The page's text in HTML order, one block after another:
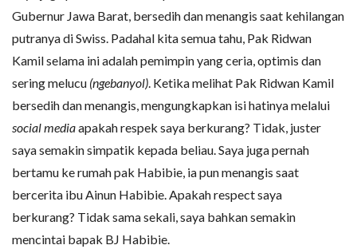
Gubernur Jawa Barat, bersedih dan menangis saat kehilangan
putranya di Swiss. Padahal kita semua tahu, Pak Ridwan
Kamil selama ini adalah pemimpin yang ceria, optimis dan
sering melucu (ngebanyol) . Ketika melihat Pak Ridwan Kamil
bersedih dan menangis, mengungkapkan isi hatinya melalui
social mediaapakah respek saya berkurang? Tidak, juster
saya semakin simpatik kepada beliau. Saya juga pernah
bertamu ke rumah pak Habibie, ia pun menangis saat
bercerita ibu Ainun Habibie. Apakah respect saya
berkurang? Tidak sama sekali, saya bahkan semakin
mencintai bapak BJ Habibie.